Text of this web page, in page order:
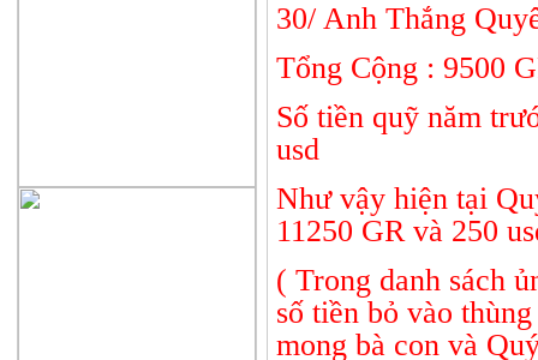
30/ Anh
Tổng Cộng : 9500
Số tiền quỹ năm
usd
Như vậy hiện tại
11250 GR và 250
( Trong danh sách
số tiền bỏ vào
mong bà con và